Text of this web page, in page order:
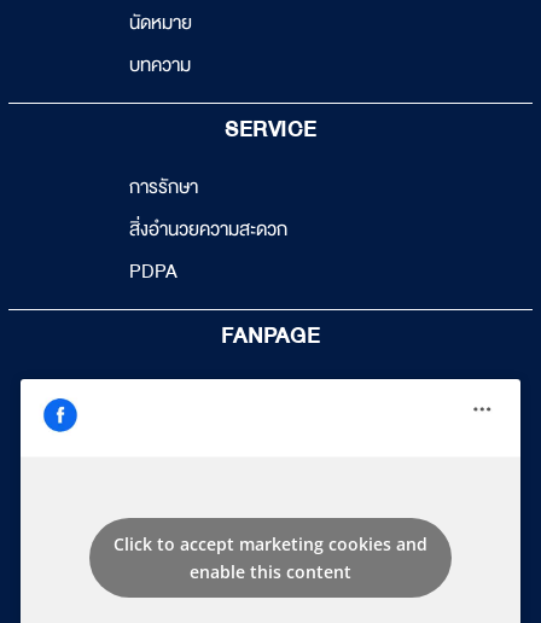
นัดหมาย
บทความ
SERVICE
การรักษา
สิ่งอำนวยความสะดวก
PDPA
FANPAGE
Click to accept marketing cookies and
enable this content